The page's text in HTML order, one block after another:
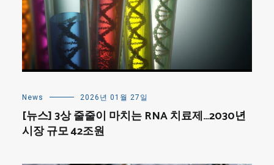
News 2026년 01월 27일
[뉴스] 3상 줄줄이 마치는 RNA 치료제…2030년
시장 규모 42조원